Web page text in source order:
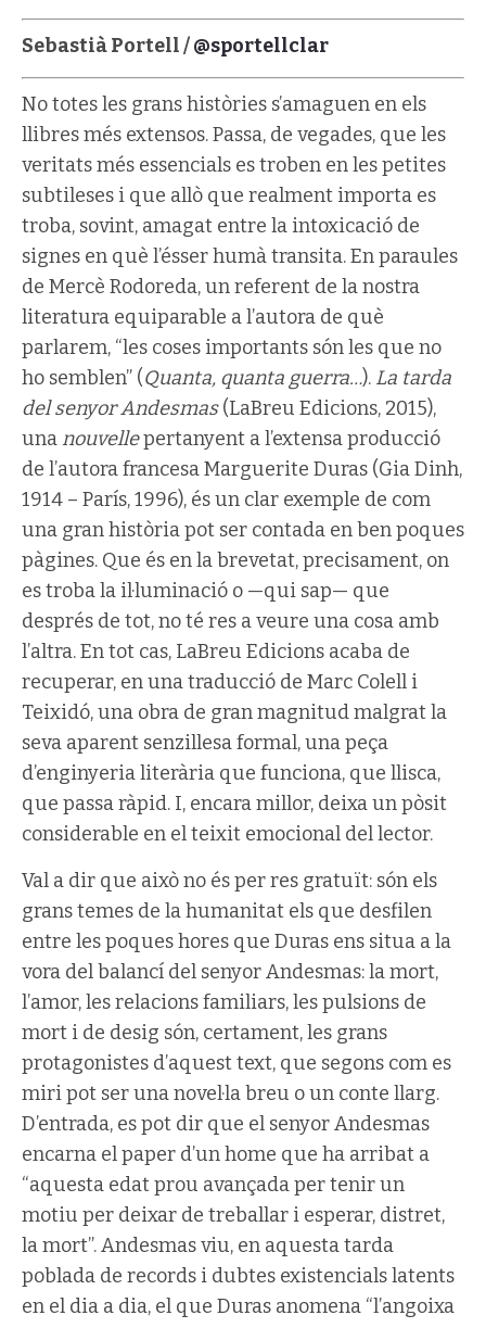
Sebastià Portell /@sportellclar
No totes les grans històries s’amaguen en els
llibres més extensos.Passa, de vegades, que les
veritats més essencials es troben en les petites
subtileses i que allò que realment importa es
troba, sovint, amagat entre la intoxicació de
signes en què l’ésser humà transita. En paraules
de Mercè Rodoreda, un referent de la nostra
literatura equiparable a l’autora de què
parlarem, “les coses importants són les que no
ho semblen” (Quanta, quanta guerra…). La tarda
del senyor Andesmas(LaBreu Edicions, 2015),
unanouvellepertanyent a l’extensa producció
de l’autora francesa Marguerite Duras (Gia Dinh,
1914 – París, 1996), és un clar exemple de com
una gran història pot ser contada en ben poques
pàgines. Que és en la brevetat, precisament, on
es troba la il·luminació o —qui sap— que
després de tot, no té res a veure una cosa amb
l’altra. En tot cas, LaBreu Edicions acaba de
recuperar, en una traducció de Marc Colell i
Teixidó, una obra de gran magnitud malgrat la
seva aparent senzillesa formal, una peça
d’enginyeria literària que funciona, que llisca,
que passa ràpid. I, encara millor, deixa un pòsit
considerable en el teixit emocional del lector.
Val a dir que això no és per res gratuït: són els
grans temes de la humanitat els que desfilen
entre les poques hores que Duras ens situa a la
vora del balancí del senyor Andesmas: la mort,
l’amor, les relacions familiars, les pulsions de
mort i de desig són, certament, les grans
protagonistes d’aquest text, que segons com es
miri pot ser una novel·la breu o un conte llarg.
D’entrada, es pot dir que el senyor Andesmas
encarna el paper d’un home que ha arribat a
“aquesta edat prou avançada per tenir un
motiu per deixar de treballar i esperar, distret,
la mort”. Andesmas viu, en aquesta tarda
poblada de records i dubtes existencials latents
en el dia a dia, el que Duras anomena “l’angoixa